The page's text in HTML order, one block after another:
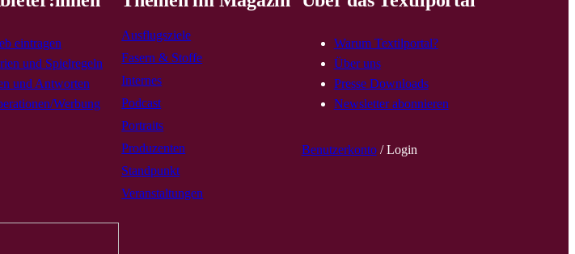
eintragen
und Spielregeln
und Antworten
Werbung
Ausflugsziele
Fasern & Stoffe
Internes
Podcast
Portraits
Produzenten
Standpunkt
Veranstaltungen
Warum Textilportal?
Über uns
Presse Downloads
Newsletter abonnieren
Benutzerkonto/ Login